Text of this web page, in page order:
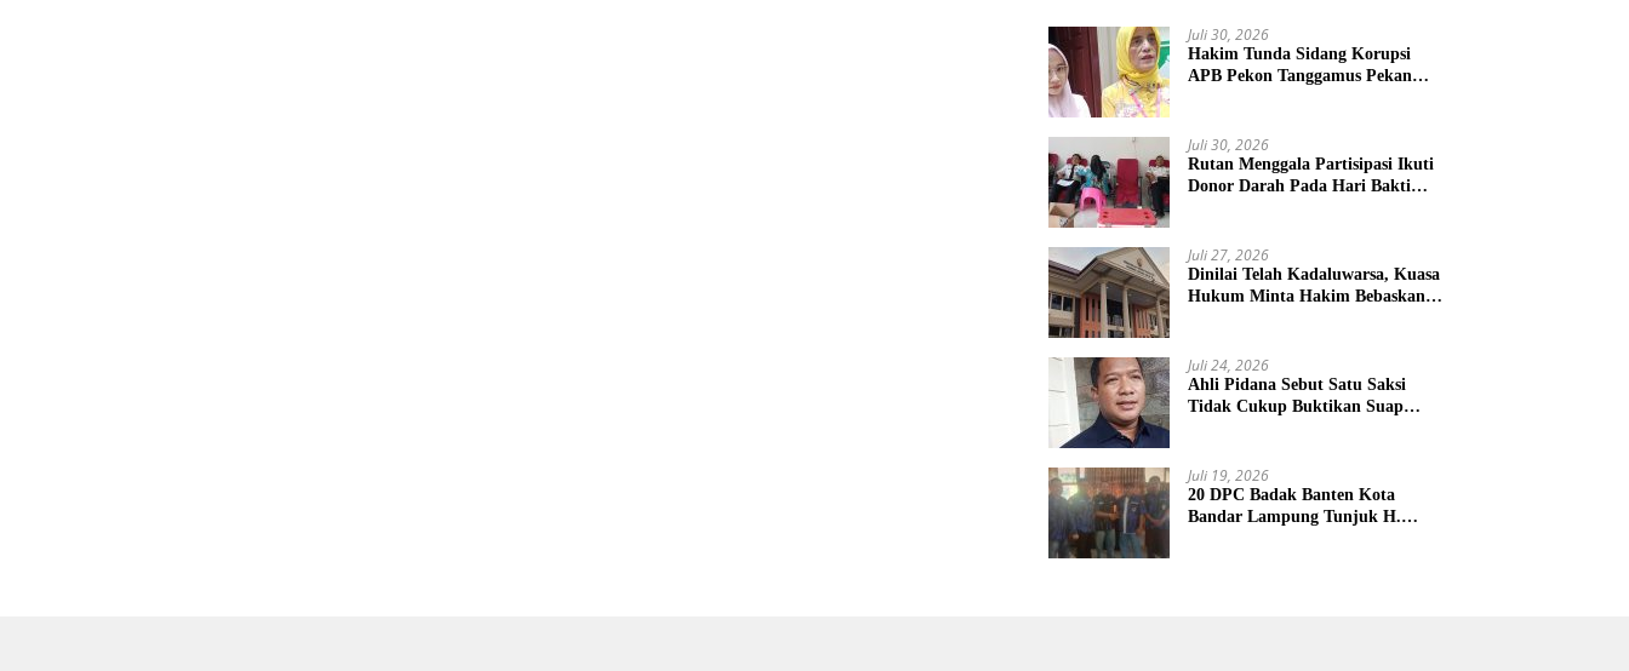
Juli 30, 2026
Hakim Tunda Sidang Korupsi
APB Pekon Tanggamus Pekan
Juli 30, 2026
Rutan Menggala Partisipasi Ikuti
Donor Darah Pada Hari Bakti
Juli 27, 2026
Dinilai Telah Kadaluwarsa, Kuasa
Hukum Minta Hakim Bebaskan
Juli 24, 2026
Ahli Pidana Sebut Satu Saksi
Tidak Cukup Buktikan Suap
Juli 19, 2026
20 DPC Badak Banten Kota
Bandar Lampung Tunjuk H.